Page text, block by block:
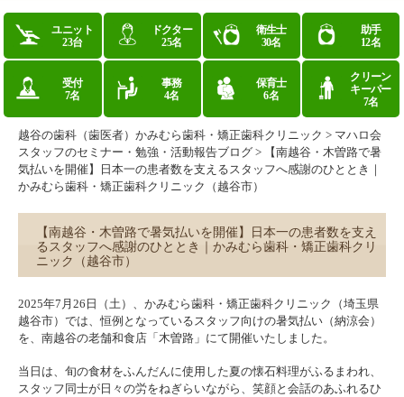
ユニット
23台
ドクター
25名
衛生士
30名
助手
12名
受付
7名
事務
4名
保育士
6名
クリーン
キーパー
7名
越谷の歯科（歯医者）かみむら歯科・矯正歯科クリニック > マハロ会
スタッフのセミナー・勉強・活動報告ブログ >
【南越谷・木曽路で暑
気払いを開催】日本一の患者数を支えるスタッフへ感謝のひととき｜
かみむら歯科・矯正歯科クリニック（越谷市）
【南越谷・木曽路で暑気払いを開催】日本一の患者数を支え
るスタッフへ感謝のひととき｜かみむら歯科・矯正歯科クリ
ニック（越谷市）
2025年7月26日（土）、かみむら歯科・矯正歯科クリニック（埼玉県
越谷市）では、恒例となっているスタッフ向けの暑気払い（納涼会）
を、南越谷の老舗和食店「木曽路」にて開催いたしました。
当日は、旬の食材をふんだんに使用した夏の懐石料理がふるまわれ、
スタッフ同士が日々の労をねぎらいながら、笑顔と会話のあふれるひ